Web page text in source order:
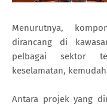
Menurutnya,
dirancang di
pelbagai sektor
keselamatan,
Antara projek yang